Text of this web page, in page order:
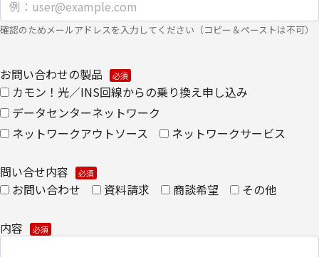
このページは通信途上における第三者の不正なアクセスに備えて、
SSL（Secure Sockets Layer）による個人情報の暗号化またはこれ
【個人情報保護管理者】
キヤノンITソリューションズ株式会社
企画本部 営業・マーケティング推進部 部長
【お問い合わせ先】
キヤノンITソリューションズ株式会社
企画本部 営業・マーケティング推進部
確認のためメールアドレスを入力してください（コピー＆ペーストは不可）
お問い合わせの製品
カモン！光／INS回線からの乗り換え申し込み
データセンターネットワーク
ネットワークアウトソース
ネットワークサービス
問い合せ内容
お問い合わせ
資料請求 商談希望 その他
内容